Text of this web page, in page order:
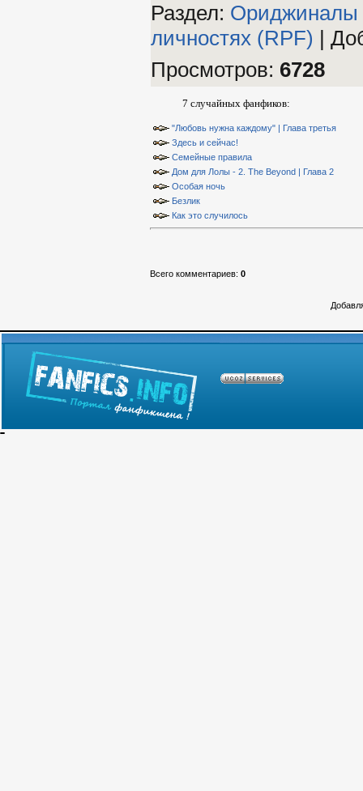
Раздел: Ориджиналы
личностях (RPF) |
Просмотров: 6728
7 случайных фанфиков:
"Любовь нужна каждому" | Глава третья
Здесь и сейчас!
Семейные правила
Дом для Лолы - 2. The Beyond | Глава 2
Особая ночь
Безлик
Как это случилось
Всего комментариев: 0